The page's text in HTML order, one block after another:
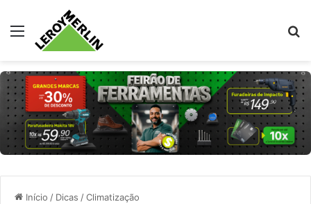
Menu
Início / Dicas /Climatização